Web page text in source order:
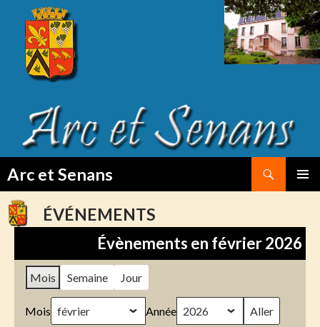
Arc et Senans
TO
CONTENTÉVÉNEMENTS
Évènements en février 2026
Mois Semaine Jour
Mois Année